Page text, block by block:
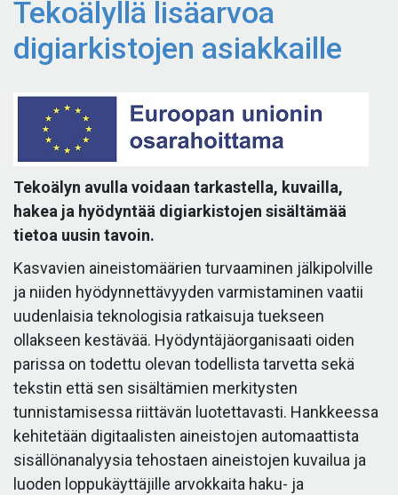
Tekoälyllä lisäarvoa
digiarkistojen asiakkaille
Tekoälyn avulla voidaan tarkastella, kuvailla,
hakea ja hyödyntää digiarkistojen sisältämää
tietoa uusin tavoin.
Kasvavien aineistomäärien turvaaminen jälkipolville
ja niiden hyödynnettävyyden varmistaminen vaatii
uudenlaisia teknologisia ratkaisuja tuekseen
ollakseen kestävää. Hyödyntäjäorganisaati oiden
parissa on todettu olevan todellista tarvetta sekä
tekstin että sen sisältämien merkitysten
tunnistamisessa riittävän luotettavasti. Hankkeessa
kehitetään digitaalisten aineistojen automaattista
sisällönanalyysia tehostaen aineistojen kuvailua ja
luoden loppukäyttäjille arvokkaita haku- ja